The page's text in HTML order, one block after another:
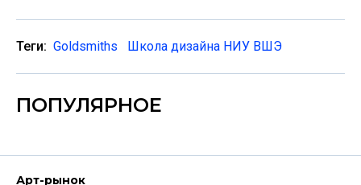
Теги: Goldsmiths Школа дизайна НИУ ВШЭ
ПОПУЛЯРНОЕ
Арт-рынок